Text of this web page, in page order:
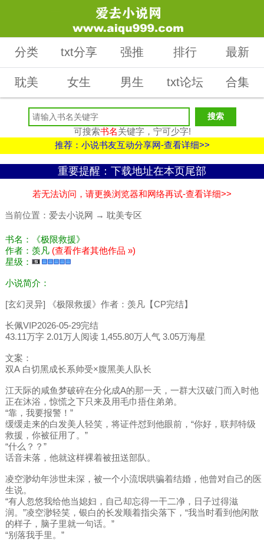
分类 txt分享 强推 排行 最新
耽美 女生 男生 txt论坛 合集
可搜索书名关键字，宁可少字!
推荐：小说书友互动分享网-查看详细>>
重要提醒：下载地址在本页尾部
若无法访问，请更换浏览器和网络再试-查看详细>>
当前位置： 爱去小说网 → 耽美专区
书名：《极限救援》
作者：羡凡 (查看作者其他作品 »)
星级：
小说简介：
[玄幻灵异] 《极限救援》作者：羡凡【CP完结】
长佩VIP2026-05-29完结
43.11万字 2.01万人阅读 1,455.80万人气 3.05万海星
文案：
双A 白切黑成长系帅受×腹黑美人队长
江天际的咸鱼梦破碎在分化成A的那一天，一群大汉破门而入时他
正在沐浴，惊慌之下只来及用毛巾捂住弟弟。
“靠，我要报警！”
缓缓走来的白发美人轻笑，将证件怼到他眼前，“你好，联邦特级
救援，你被征用了。”
“什么？？”
话音未落，他就这样裸着被扭送部队。
凌空渺幼年涉世未深，被一个小流氓哄骗着结婚，他曾对自己的医
生说。
“有人忽悠我给他当媳妇，自己却忘得一干二净，日子过得滋
润。”凌空渺轻笑，银白的长发顺着指尖落下，“我当时看到他闲散
的样子，脑子里就一句话。”
“别落我手里。”